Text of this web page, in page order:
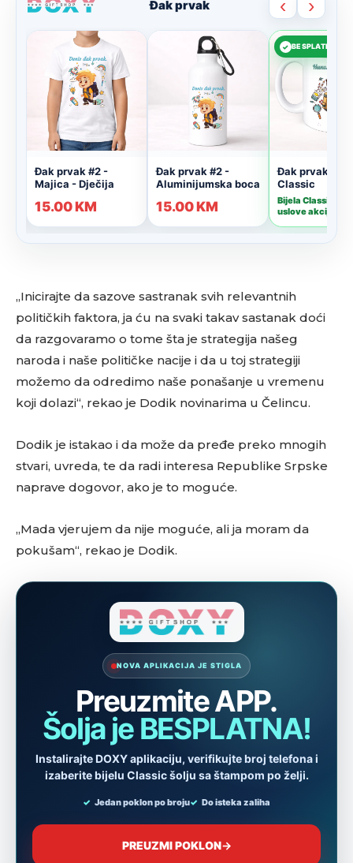
„Inicirajte da sazove sastranak svih relevantnih
političkih faktora, ja ću na svaki takav sastanak doći
da razgovaramo o tome šta je strategija našeg
naroda i naše političke nacije i da u toj strategiji
možemo da odredimo naše ponašanje u vremenu
koji dolazi“, rekao je Dodik novinarima u Čelincu.
Dodik je istakao i da može da pređe preko mnogih
stvari, uvreda, te da radi interesa Republike Srpske
naprave dogovor, ako je to moguće.
„Mada vjerujem da nije moguće, ali ja moram da
pokušam“, rekao je Dodik.